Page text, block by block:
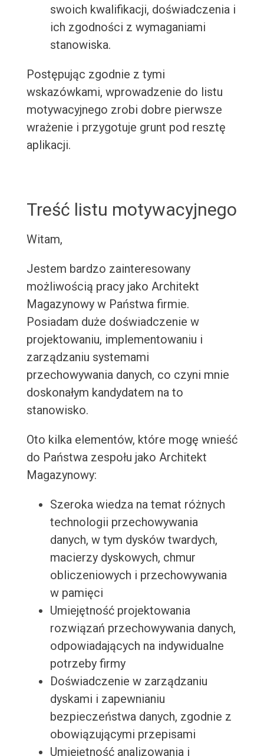
swoich kwalifikacji, doświadczenia i
ich zgodności z wymaganiami
stanowiska.
Postępując zgodnie z tymi
wskazówkami, wprowadzenie do listu
motywacyjnego zrobi dobre pierwsze
wrażenie i przygotuje grunt pod resztę
aplikacji.
Treść listu motywacyjnego
Witam,
Jestem bardzo zainteresowany
możliwością pracy jako Architekt
Magazynowy w Państwa firmie.
Posiadam duże doświadczenie w
projektowaniu, implementowaniu i
zarządzaniu systemami
przechowywania danych, co czyni mnie
doskonałym kandydatem na to
stanowisko.
Oto kilka elementów, które mogę wnieść
do Państwa zespołu jako Architekt
Magazynowy:
Szeroka wiedza na temat różnych
technologii przechowywania
danych, w tym dysków twardych,
macierzy dyskowych, chmur
obliczeniowych i przechowywania
w pamięci
Umiejętność projektowania
rozwiązań przechowywania danych,
odpowiadających na indywidualne
potrzeby firmy
Doświadczenie w zarządzaniu
dyskami i zapewnianiu
bezpieczeństwa danych, zgodnie z
obowiązującymi przepisami
Umiejętność analizowania i